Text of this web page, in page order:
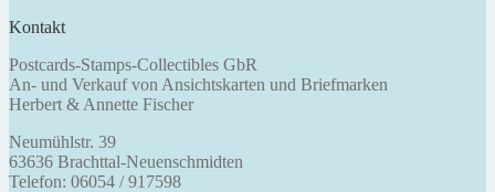
Kontakt
Postcards-Stamps-Collectibles GbR
An- und Verkauf von Ansichtskarten und Briefmarken
Herbert & Annette Fischer
Neumühlstr. 39
63636 Brachttal-Neuenschmidten
Telefon: 06054 / 917598